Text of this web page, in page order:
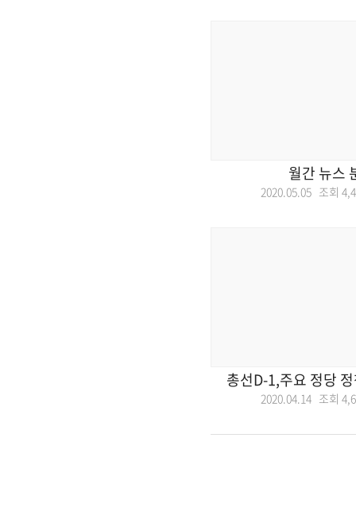
월간 뉴스
2020.05.05 조회
총선D-1,주요 정당
2020.04.14 조회